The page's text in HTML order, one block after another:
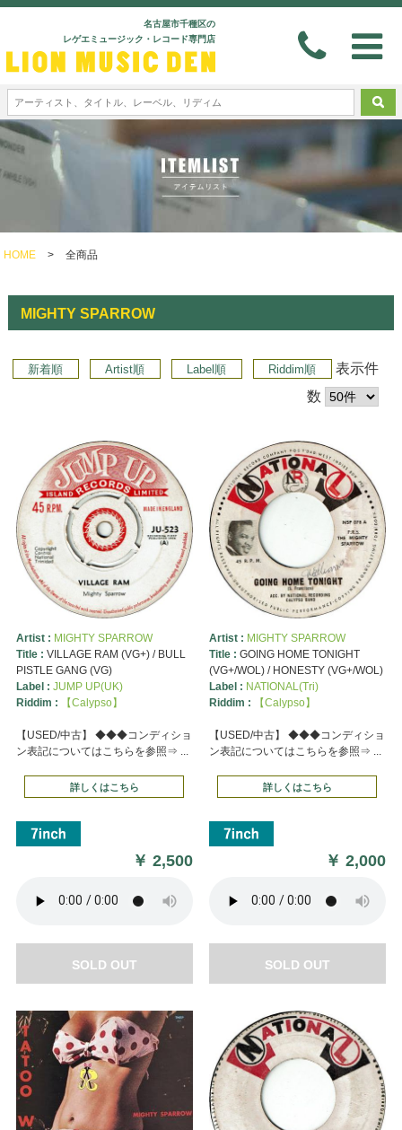
名古屋市千種区の
レゲエミュージック・レコード専門店
HOME > 全商品
MIGHTY SPARROW
新着順 Artist順 Label順 Riddim順
表示件
数
Artist : MIGHTY SPARROW
Title : VILLAGE RAM (VG+) / BULL
PISTLE GANG (VG)
Label : JUMP UP(UK)
Riddim :
【Calypso】
【USED/中古】 ◆◆◆コンディショ
ン表記についてはこちらを参照⇒ ...
詳しくはこちら
￥2,500
SOLD OUT
Artist : MIGHTY SPARROW
Title : GOING HOME TONIGHT
(VG+/WOL) / HONESTY (VG+/WOL)
Label : NATIONAL(Tri)
Riddim :
【Calypso】
【USED/中古】 ◆◆◆コンディショ
ン表記についてはこちらを参照⇒ ...
詳しくはこちら
￥2,000
SOLD OUT